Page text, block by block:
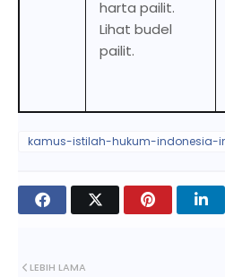
harta pailit.
Lihat budel
pailit.
kamus-istilah-hukum-indonesia-
LEBIH LAMA